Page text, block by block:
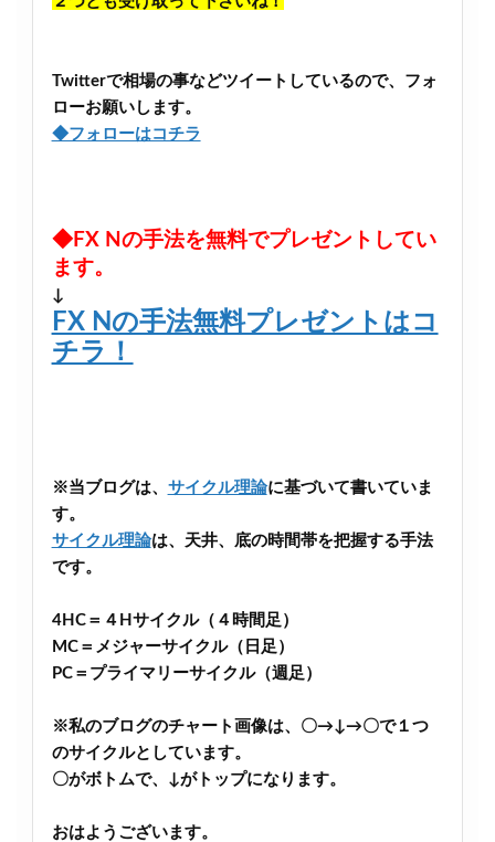
Twitterで相場の事などツイートしているので、フォ
ローお願いします。
◆フォローはコチラ
◆FX Nの手法を無料でプレゼントしてい
ます。
↓
FX Nの手法無料プレゼントはコ
チラ！
※当ブログは、 サイクル理論に基づいて書いていま
す。
サイクル理論は、天井、底の時間帯を把握する手法
です。
4HC＝４Hサイクル（４時間足）
MC＝メジャーサイクル（日足）
PC＝プライマリーサイクル（週足）
※私のブログのチャート画像は、〇→↓→〇で１つ
のサイクルとしています。
〇がボトムで、↓がトップになります。
おはようございます。